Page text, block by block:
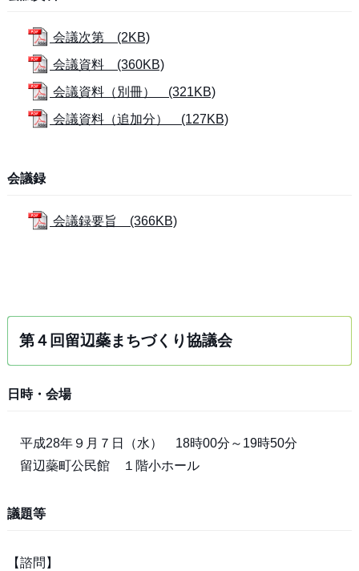
会議次第 (2KB)
会議資料 (360KB)
会議資料（別冊） (321KB)
会議資料（追加分） (127KB)
会議録
会議録要旨 (366KB)
第４回留辺蘂まちづくり協議会
日時・会場
平成28年９月７日（水） 18時00分～19時50分
留辺蘂町公民館 １階小ホール
議題等
【諮問】